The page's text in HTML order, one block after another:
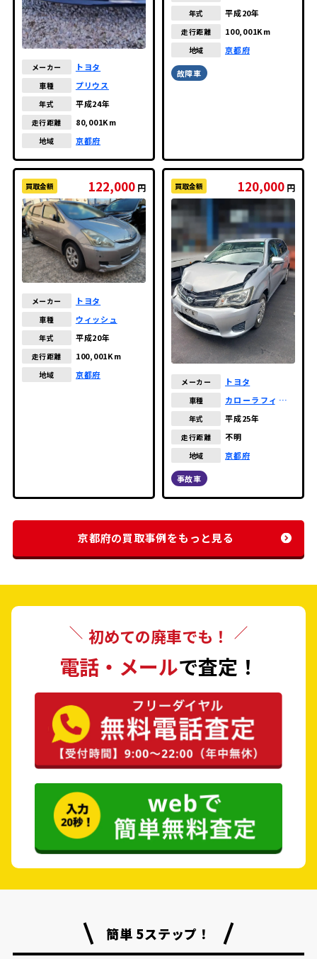
メーカー トヨタ
車種 プリウス
年式 平成24年
走行距離 80,001Km
地域 京都府
年式 平成20年
走行距離 100,001Km
地域 京都府
故障車
買取金額 122,000 円
メーカー トヨタ
車種 ウィッシュ
年式 平成20年
走行距離 100,001Km
地域 京都府
買取金額 120,000 円
メーカー トヨタ
車種
カローラフィール
年式 平成25年
走行距離 不明
地域 京都府
事故車
京都府の買取事例をもっと見る
初めての廃車でも！
電話・メールで査定！
簡単 5ステップ！